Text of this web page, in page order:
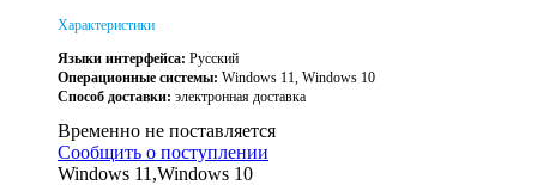
Характеристики
Языки интерфейса: Русский
Операционные системы: Windows 11, Windows 10
Способ доставки: электронная доставка
Временно не поставляется
Сообщить о поступлении
Windows 11,Windows 10